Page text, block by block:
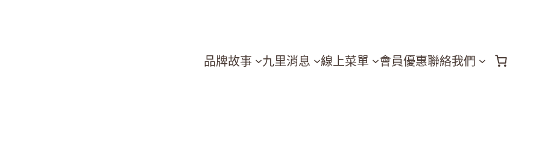
品牌故事 九里消息 線上菜單 會員優惠聯絡我們